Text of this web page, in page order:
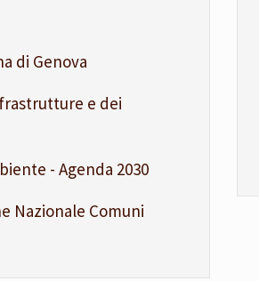
di Genova
e dei
- Agenda 2030
Nazionale Comuni